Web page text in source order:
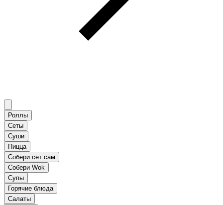
Роллы
Сеты
Суши
Пицца
Собери сет сам
Собери Wok
Супы
Горячие блюда
Салаты